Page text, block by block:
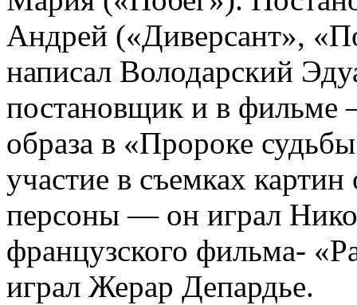
Андрей («Диверсант»,
написал Володарский
постановщик и в
образа в «Пророке
участие в съемках
персоны — он играл
французского фильма-
играл Жерар Депардье.